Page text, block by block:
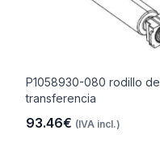
P1058930-080 rodillo de
transferencia
93.46€ (IVA incl.)